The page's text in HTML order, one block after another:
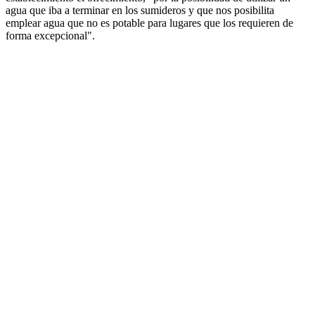
agua que iba a terminar en los sumideros y que nos posibilita
emplear agua que no es potable para lugares que los requieren de
forma excepcional".